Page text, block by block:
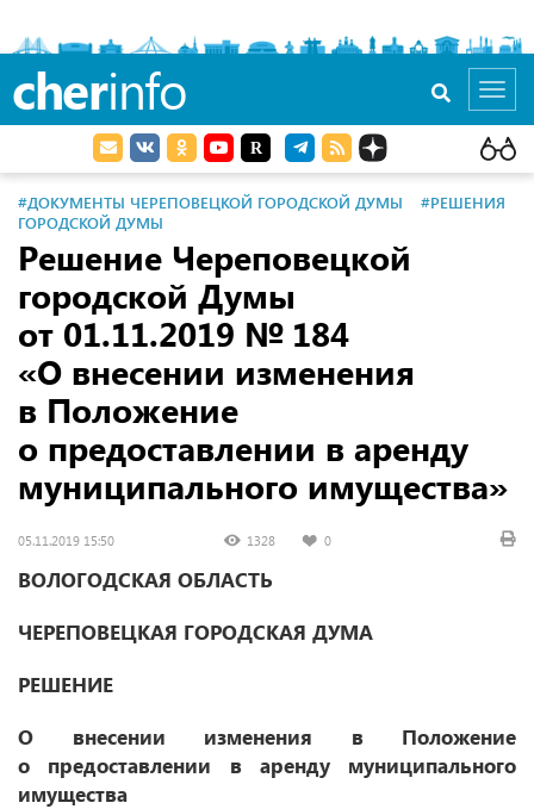
cherinfo
#ДОКУМЕНТЫ ЧЕРЕПОВЕЦКОЙ ГОРОДСКОЙ ДУМЫ
#РЕШЕНИЯ
ГОРОДСКОЙ ДУМЫ
Решение Череповецкой
городской Думы
от 01.11.2019 № 184
«О внесении изменения
в Положение
о предоставлении в аренду
муниципального имущества»
05.11.2019 15:50 1328 0
ВОЛОГОДСКАЯ ОБЛАСТЬ
ЧЕРЕПОВЕЦКАЯ ГОРОДСКАЯ ДУМА
РЕШЕНИЕ
О внесении изменения в Положение
о предоставлении в аренду муниципального
имущества